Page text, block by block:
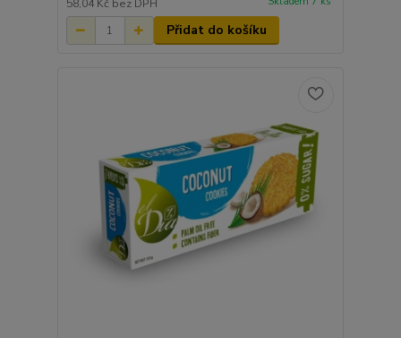
58,04 Kč bez DPH
Přidat do košíku